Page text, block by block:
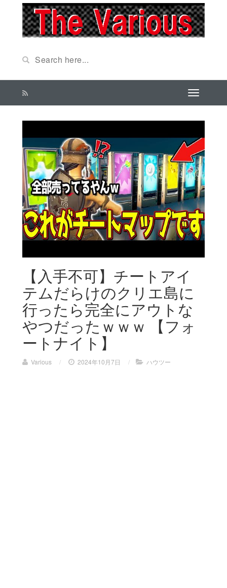
【入手不可】チートアイ
テムだらけのクリエ島に
行ったら完全にアウトな
やつだったｗｗｗ 【フォ
ートナイト】
Various / 2024年10月7日 / ハウツー